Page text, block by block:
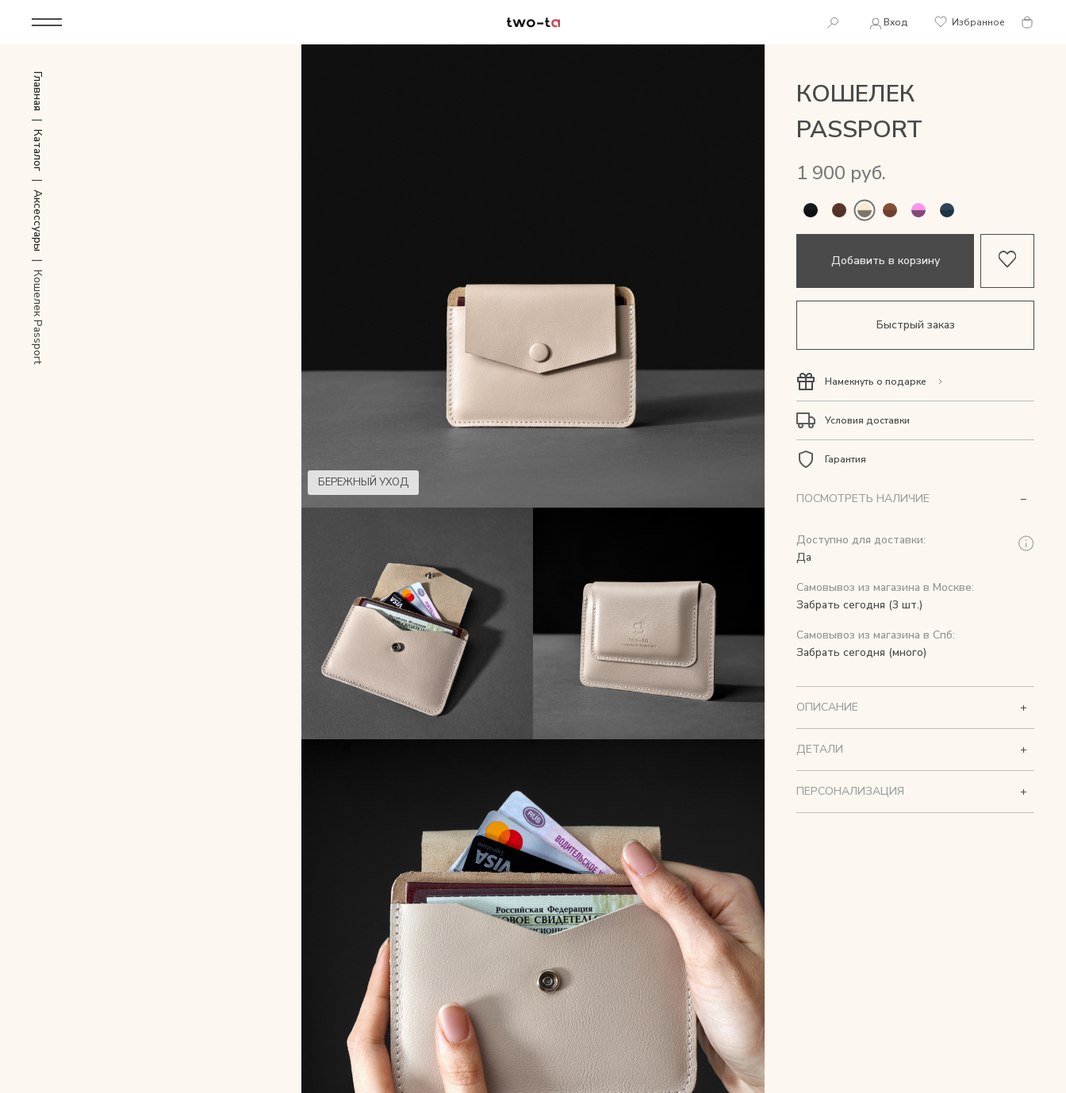
Вход Избранное
Дополнительные услуги
Все
Новинки
Популярное
Женские сумки
LIMITED
Мужские сумки
Главная
|
Каталог
|
Аксессуары
|
Кошелек Passport
БЕРЕЖНЫЙ УХОД
КОШЕЛЕК
PASSPORT
1 900 руб.
Добавить в корзину
Быстрый заказ
Намекнуть о подарке
Условия доставки
Гарантия
ПОСМОТРЕТЬ НАЛИЧИЕ
Доступно для доставки:
Да
Самовывоз из магазина в Москве:
Забрать сегодня (3 шт.)
Самовывоз из магазина в Спб:
Забрать сегодня (много)
ОПИСАНИЕ
ДЕТАЛИ
ПЕРСОНАЛИЗАЦИЯ